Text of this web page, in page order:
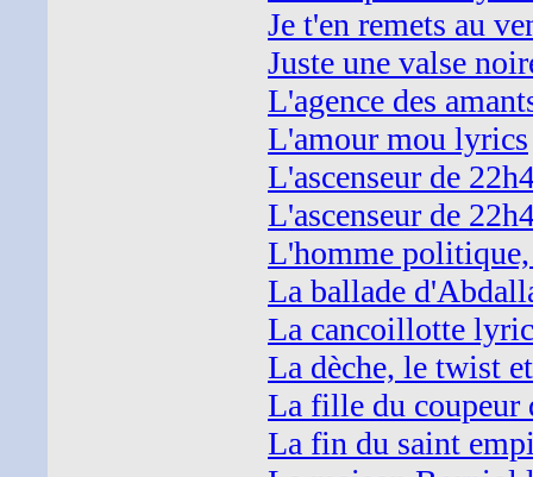
Je t'en remets au
Juste une valse
L'agence des
L'amour mou lyrics
L'ascenseur de
L'ascenseur de
L'homme
La ballade
La cancoillotte
La dèche, le twist
La fille du coupeur
La fin du saint